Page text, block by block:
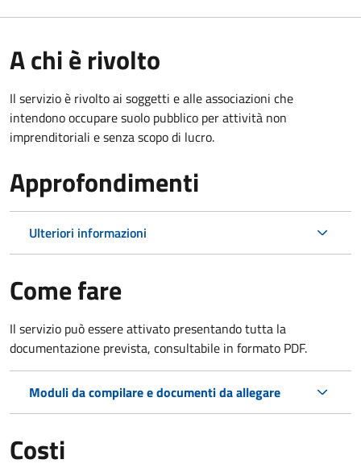
A chi è rivolto
Il servizio è rivolto ai soggetti e alle associazioni che
intendono occupare suolo pubblico per attività non
imprenditoriali e senza scopo di lucro.
Approfondimenti
Ulteriori informazioni
Come fare
Il servizio può essere attivato presentando tutta la
documentazione prevista, consultabile in formato PDF.
Moduli da compilare e documenti da allegare
Costi